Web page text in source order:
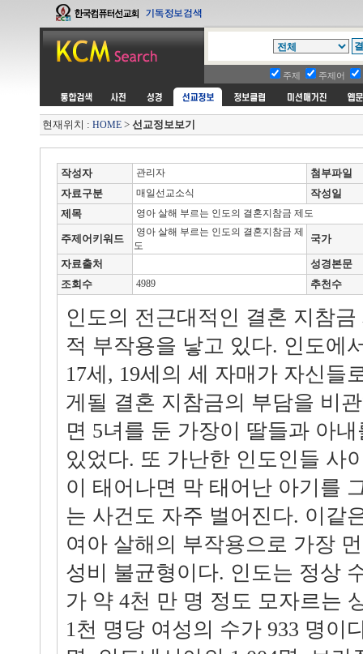
주제 주제어
현재위치 : HOME > 선교정보보기
작성자 관리자
첨부파일
자료구분
매일선교소식
작성일
제목
영아 살해 부르는 인도의 결혼지참금 제도
주제어키워드
영아 살해 부르는 인도의 결혼지참금 제
도
국가
자료출처
성경본문
조회수
4989 추천수
인도의 전근대적인 결혼 지참
적 부작용을 낳고 있다. 인도에
17세, 19세의 세 자매가 자신들
게될 결혼 지참금의 부담을 비
면 5녀를 둔 가장이 딸들과 아
있었다. 또 가난한 인도인들 사
이 태어나면 막 태어난 아기를
는 사건도 자주 벌어진다. 이같
여아 살해의 부작용으로 가장
성비 불균형이다. 인도는 정상
가 약 4천 만 명 정도 모자르는
1천 명당 여성의 수가 933 명이